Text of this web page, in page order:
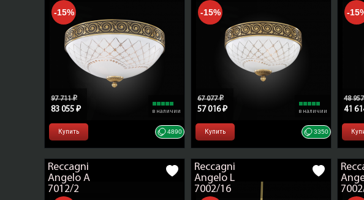
-15%
97 711 ₽
83 055 ₽ в наличии
Купить 4890
-15%
67 077 ₽
57 016 ₽ в наличии
Купить 3350
-
48
41
Reccagni
Angelo A
7012/2
Reccagni
Angelo L
7002/16